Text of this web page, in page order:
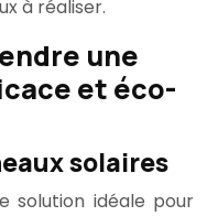
à réaliser.
une
et éco-
solaires
solution idéale pour